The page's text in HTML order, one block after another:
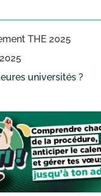
THE 2025
universités ?